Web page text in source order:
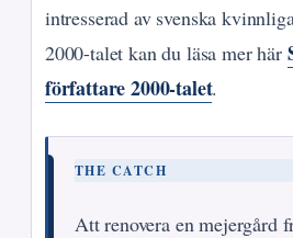
intresserad av svenska
2000-talet kan du läsa mer här
författare 2000-talet.
THE CATCH
Att renovera en mejergård